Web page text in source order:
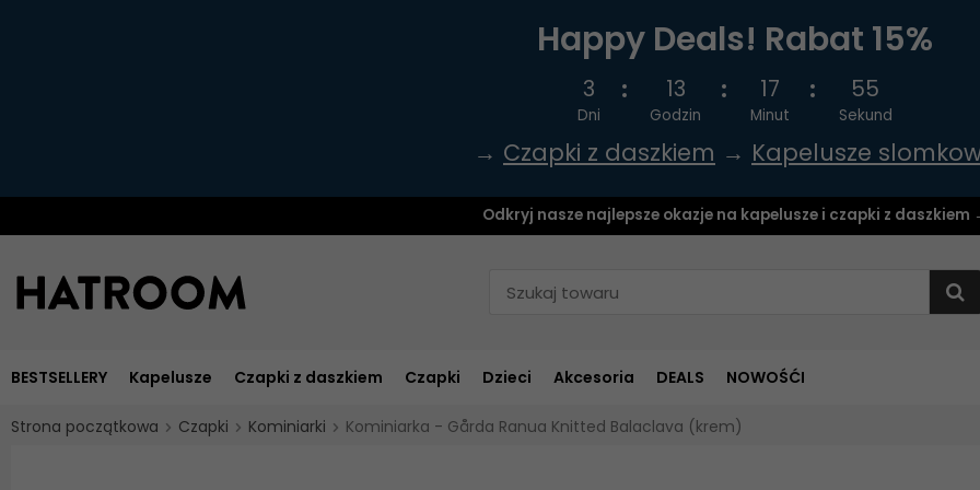
Happy Deals! Rabat 15%
3
Dni
13
Godzin
17
Minut
54
Sekund
→ Czapki z daszkiem → Kapelusze
Odkryj nasze najlepsze okazje na kapelusze i czapki z daszkiem
BESTSELLERY Kapelusze Czapki z daszkiem Czapki Dzieci Akcesoria DEALS NOWOŚĆI
Strona początkowa Czapki Kominiarki Kominiarka - Gårda Ranua Knitted Balaclava (krem)